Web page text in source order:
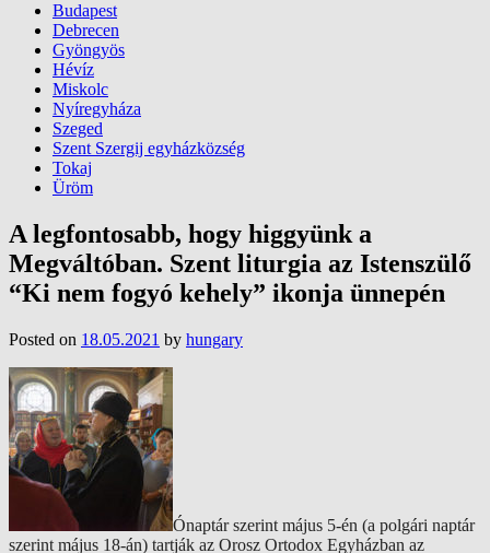
Budapest
Debrecen
Gyöngyös
Hévíz
Miskolc
Nyíregyháza
Szeged
Szent Szergij egyházközség
Tokaj
Üröm
A legfontosabb, hogy higgyünk a
Megváltóban. Szent liturgia az Istenszülő
“Ki nem fogyó kehely” ikonja ünnepén
Posted on 18.05.2021 by hungary
Ónaptár szerint május 5-én (a polgári naptár
szerint május 18-án) tartják az Orosz Ortodox Egyházban az